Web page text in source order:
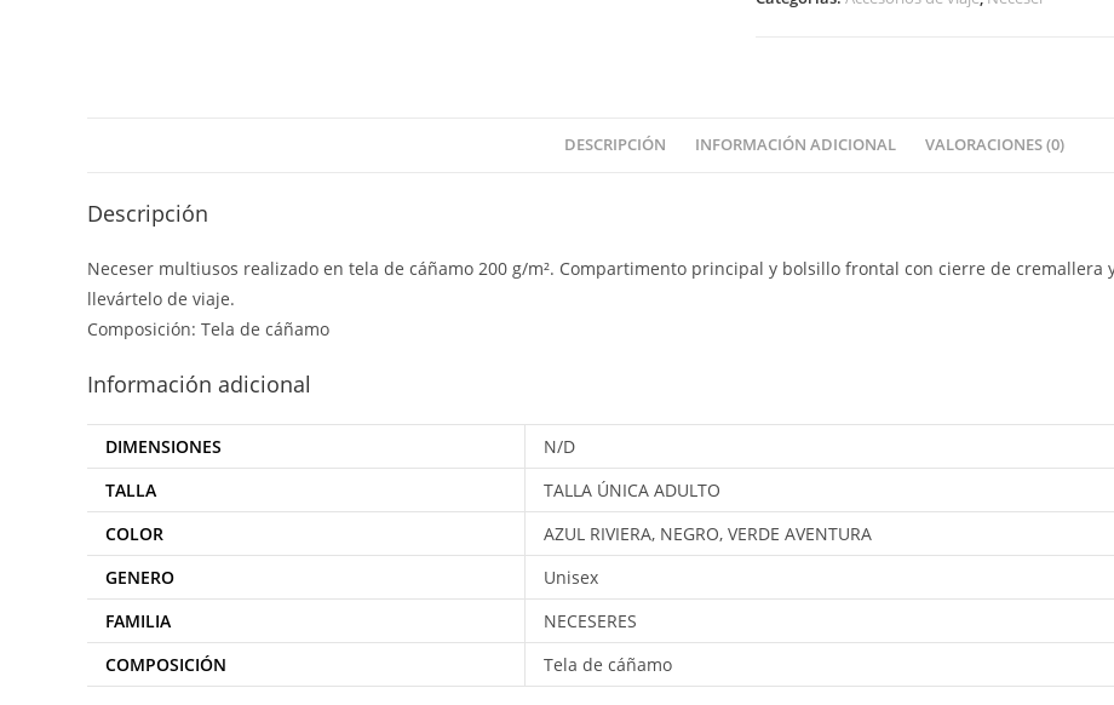
DESCRIPCIÓN INFORMACIÓN ADICIONAL VALORACIONES (0)
Descripción
Neceser multiusos realizado en tela de cáñamo 200 g/m². Compartimento principal y bolsillo frontal con cierre de
llevártelo de viaje.
Composición: Tela de cáñamo
Información adicional
DIMENSIONES
N/D
TALLA
TALLA ÚNICA ADULTO
COLOR
AZUL RIVIERA, NEGRO, VERDE AVENTURA
GENERO
Unisex
FAMILIA
NECESERES
COMPOSICIÓN
Tela de cáñamo